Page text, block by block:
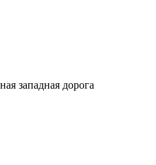
западная дорога